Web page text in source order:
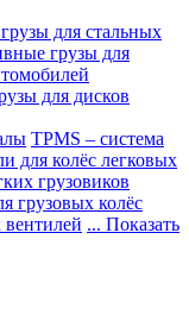
для стальных
грузы для
для дисков
TPMS – система
для колёс легковых
грузовиков
грузовых колёс
... Показать